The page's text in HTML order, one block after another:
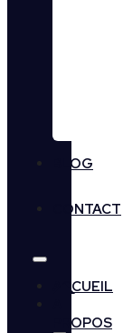
BLOG
CONTACT
ACCUEIL
PROPOS